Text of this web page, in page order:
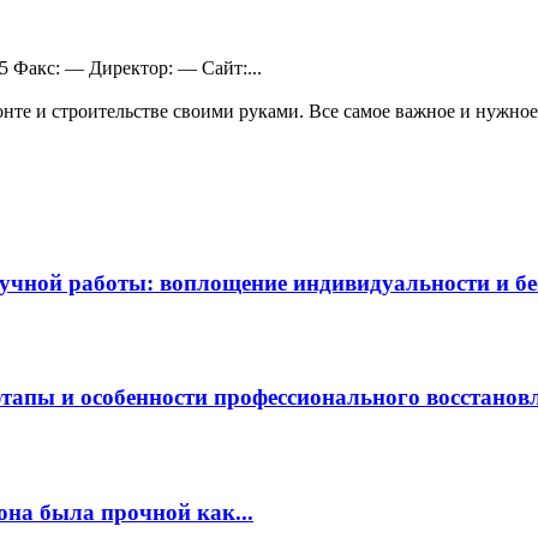
Факс: — Директор: — Сайт:...
и строительстве своими руками. Все самое важное и
работы: воплощение индивидуальности и
и особенности профессионального
была прочной как...